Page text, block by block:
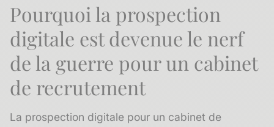
Pourquoi la prospection
digitale est devenue le nerf
de la guerre pour un cabinet
de recrutement
La prospection digitale pour un cabinet de